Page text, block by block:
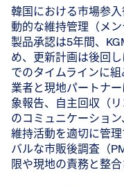
韓国における市場参
動的な維持管理（メ
製品承認は5年間、
め、更新計画は後回
でのタイムラインに
業者と現地パートナ
象報告、自主回収（
のコミュニケーショ
維持活動を適切に管
バルな市販後調査（
限や現地の責務と整合